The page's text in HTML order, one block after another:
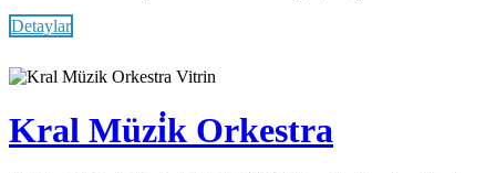
Detaylar
Vitrin
Kral Müzi̇k Orkestra